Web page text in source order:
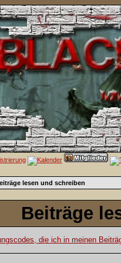
lesen und schreiben
Beiträge
die ich in meinen